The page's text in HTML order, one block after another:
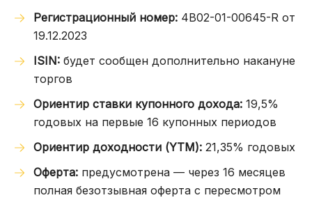
Регистрационный номер: 4B02-01-00645-R от
19.12.2023
ISIN: будет сообщен дополнительно накануне
торгов
Ориентир ставки купонного дохода: 19,5%
годовых на первые 16 купонных периодов
Ориентир доходности (YTM): 21,35% годовых
Оферта: предусмотрена — через 16 месяцев
полная безотзывная оферта с пересмотром